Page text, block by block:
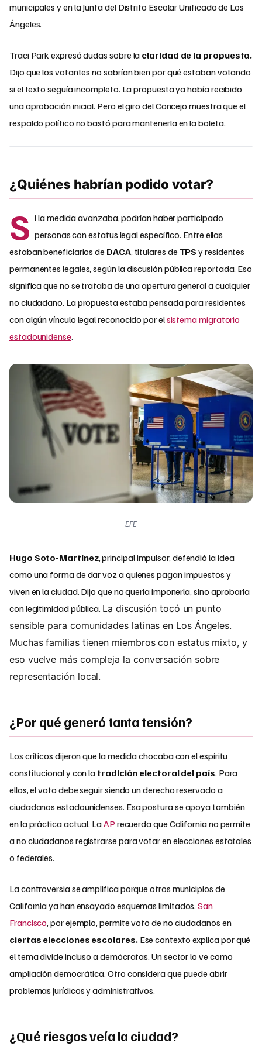
municipales y en la Junta del Distrito Escolar Unificado de Los
Ángeles.
Traci Park expresó dudas sobre la claridad de la propuesta.
Dijo que los votantes no sabrían bien por qué estaban votando
si el texto seguía incompleto. La propuesta ya había recibido
una aprobación inicial. Pero el giro del Concejo muestra que el
respaldo político no bastó para mantenerla en la boleta.
¿Quiénes habrían podido votar?
S i la medida avanzaba, podrían haber participado
personas con estatus legal específico. Entre ellas
estaban beneficiarios de DACA, titulares de TPS y residentes
permanentes legales, según la discusión pública reportada. Eso
significa que no se trataba de una apertura general a cualquier
no ciudadano. La propuesta estaba pensada para residentes
con algún vínculo legal reconocido por elsistema migratorio
estadounidense.
EFE
Hugo Soto-Martínez, principal impulsor, defendió la idea
como una forma de dar voz a quienes pagan impuestos y
viven en la ciudad. Dijo que no quería imponerla, sino aprobarla
con legitimidad pública. La discusión tocó un punto
sensible para comunidades latinas en Los Ángeles.
Muchas familias tienen miembros con estatus mixto, y
eso vuelve más compleja la conversación sobre
representación local.
¿Por qué generó tanta tensión?
Los críticos dijeron que la medida chocaba con el espíritu
constitucional y con la tradición electoral del país. Para
ellos, el voto debe seguir siendo un derecho reservado a
ciudadanos estadounidenses. Esa postura se apoya también
en la práctica actual. LaAP recuerda que California no permite
a no ciudadanos registrarse para votar en elecciones estatales
o federales.
La controversia se amplifica porque otros municipios de
California ya han ensayado esquemas limitados.San
Francisco, por ejemplo, permite voto de no ciudadanos en
ciertas elecciones escolares.Ese contexto explica por qué
el tema divide incluso a demócratas. Un sector lo ve como
ampliación democrática. Otro considera que puede abrir
problemas jurídicos y administrativos.
¿Qué riesgos veía la ciudad?